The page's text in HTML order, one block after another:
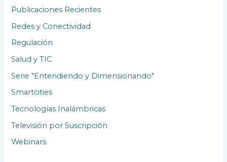
Publicaciones Recientes
Redes y Conectividad
Regulación
Salud y TIC
Serie "Entendiendo y Dimensionando"
Smartcities
Tecnologías Inalámbricas
Televisión por Suscripción
Webinars